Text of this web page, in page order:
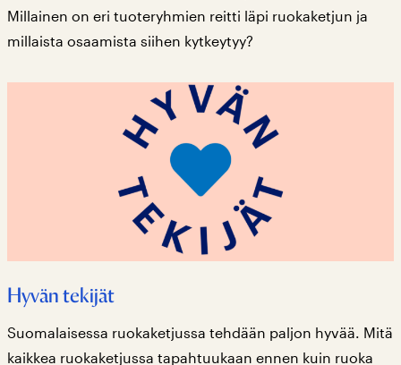
Millainen on eri tuoteryhmien reitti läpi ruokaketjun ja
millaista osaamista siihen kytkeytyy?
Hyvän tekijät
Suomalaisessa ruokaketjussa tehdään paljon hyvää. Mitä
kaikkea ruokaketjussa tapahtuukaan ennen kuin ruoka